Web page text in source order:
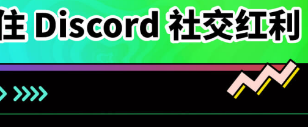
我已阅读并同意 通讯云服务条款和通讯云隐私政策
提交
不了，谢谢